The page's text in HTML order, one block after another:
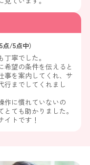
点/5点中）
寧でした。
希望の条件を伝えると
事を案内してくれ、サ
行までしてくれまし
作に慣れていないの
ても助かりました。
イトです！